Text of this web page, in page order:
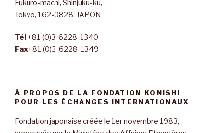
Fukuro-machi, Shinjuku-ku,
Tokyo, 162-0828, JAPON
Tél +81 (0)3-6228-1340
Fax+81 (0)3-6228-1349
À PROPOS DE LA FONDATION KONISHI
POUR LES ÉCHANGES INTERNATIONAUX
Fondation japonaise créée le 1er novembre 1983,